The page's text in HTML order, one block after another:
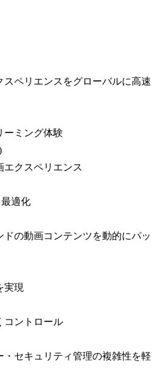
ペリエンスをグローバルに高速
ーミング体験
エクスペリエンス
適化
ドの動画コンテンツを動的にパッ
実現
コントロール
・セキュリティ管理の複雑性を軽